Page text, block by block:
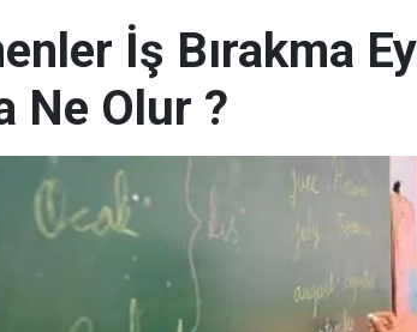
İş Bırakma
Ne Olur ?